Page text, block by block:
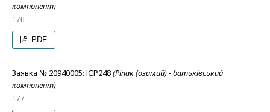
компонент)
176
PDF
Заявка № 20940005: ІСР248(Ріпак (озимий) - батьківський
компонент)
177